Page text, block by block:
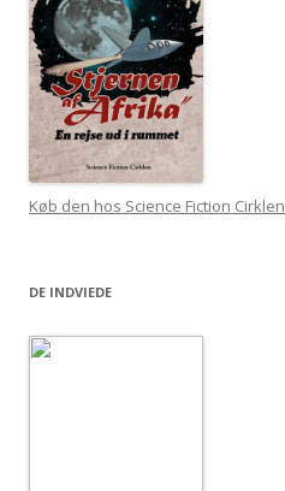
Køb den hos Science Fiction Cirklen
DE INDVIEDE